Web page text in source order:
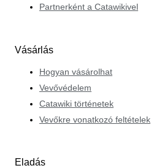
Partnerként a Catawikivel
Vásárlás
Hogyan vásárolhat
Vevővédelem
Catawiki történetek
Vevőkre vonatkozó feltételek
Eladás